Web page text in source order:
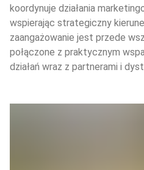
koordynuje działania
wspierając strategiczny
zaangażowanie jest przede
połączone z praktycznym
działań wraz z partnerami i